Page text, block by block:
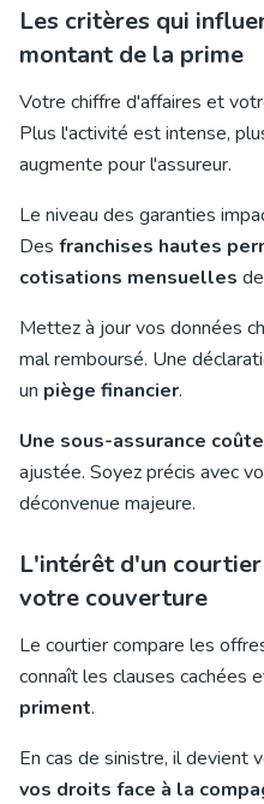
Les critères qui
montant de la prime
Votre chiffre d'affaires et
Plus l'activité est intense,
augmente pour l'assureur.
Le niveau des garanties
Des franchises hautes
cotisations mensuelles
Mettez à jour vos données
mal remboursé. Une
un piège financier.
Une sous-assurance
ajustée. Soyez précis avec
déconvenue majeure.
L'intérêt d'un
votre couverture
Le courtier compare les
connaît les clauses cachées
priment.
En cas de sinistre, il devient
vos droits face à la